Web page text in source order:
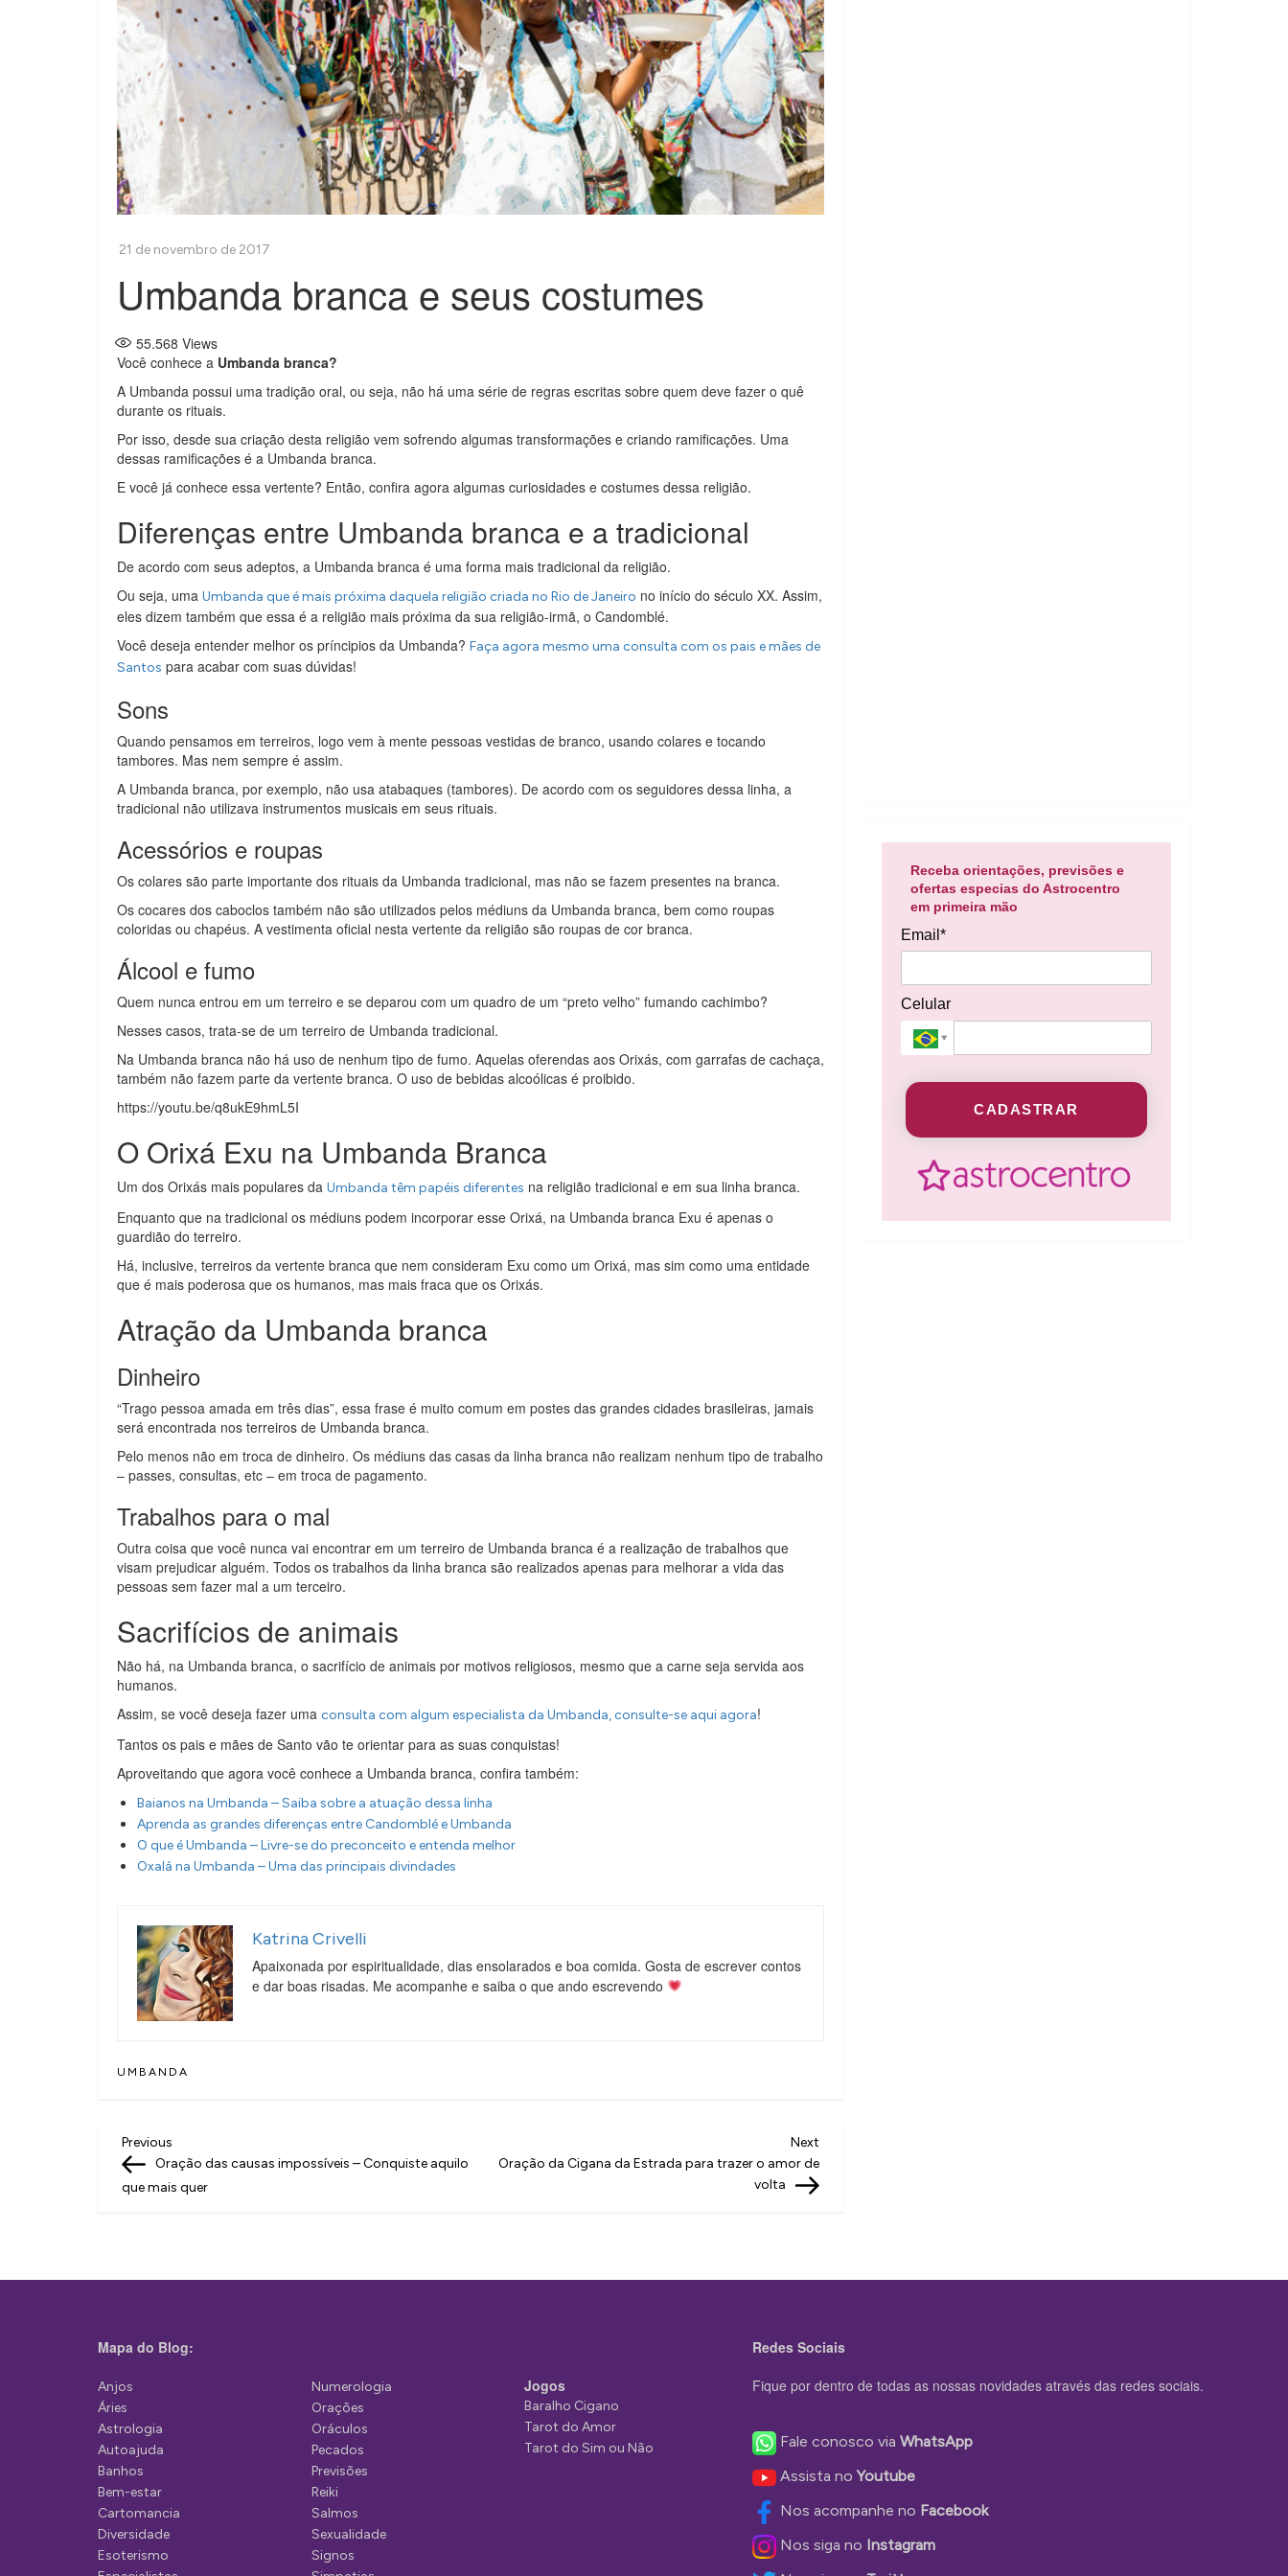
Umbanda branca e seus costumes
55.568 Views
Você conhece a Umbanda branca?
A Umbanda possui uma tradição oral, ou seja, não há uma série de regras escritas sobre quem deve fazer o quê
durante os rituais.
Por isso, desde sua criação desta religião vem sofrendo algumas transformações e criando ramificações. Uma
dessas ramificações é a Umbanda branca.
E você já conhece essa vertente? Então, confira agora algumas curiosidades e costumes dessa religião.
Diferenças entre Umbanda branca e a tradicional
De acordo com seus adeptos, a Umbanda branca é uma forma mais tradicional da religião.
Ou seja, uma Umbanda que é mais próxima daquela religião criada no Rio de Janeiro no início do século XX. Assim,
eles dizem também que essa é a religião mais próxima da sua religião-irmã, o Candomblé.
Você deseja entender melhor os príncipios da Umbanda? Faça agora mesmo uma consulta com os pais e mães de
Santos para acabar com suas dúvidas!
Sons
Quando pensamos em terreiros, logo vem à mente pessoas vestidas de branco, usando colares e tocando
tambores. Mas nem sempre é assim.
A Umbanda branca, por exemplo, não usa atabaques (tambores). De acordo com os seguidores dessa linha, a
tradicional não utilizava instrumentos musicais em seus rituais.
Acessórios e roupas
Os colares são parte importante dos rituais da Umbanda tradicional, mas não se fazem presentes na branca.
Os cocares dos caboclos também não são utilizados pelos médiuns da Umbanda branca, bem como roupas
coloridas ou chapéus. A vestimenta oficial nesta vertente da religião são roupas de cor branca.
Álcool e fumo
Quem nunca entrou em um terreiro e se deparou com um quadro de um “preto velho” fumando cachimbo?
Nesses casos, trata-se de um terreiro de Umbanda tradicional.
Na Umbanda branca não há uso de nenhum tipo de fumo. Aquelas oferendas aos Orixás, com garrafas de cachaça,
também não fazem parte da vertente branca. O uso de bebidas alcoólicas é proibido.
https://youtu.be/q8ukE9hmL5I
O Orixá Exu na Umbanda Branca
Um dos Orixás mais populares da Umbanda têm papéis diferentes na religião tradicional e em sua linha branca.
Enquanto que na tradicional os médiuns podem incorporar esse Orixá, na Umbanda branca Exu é apenas o
guardião do terreiro.
Há, inclusive, terreiros da vertente branca que nem consideram Exu como um Orixá, mas sim como uma entidade
que é mais poderosa que os humanos, mas mais fraca que os Orixás.
Atração da Umbanda branca
Dinheiro
“Trago pessoa amada em três dias”, essa frase é muito comum em postes das grandes cidades brasileiras, jamais
será encontrada nos terreiros de Umbanda branca.
Pelo menos não em troca de dinheiro. Os médiuns das casas da linha branca não realizam nenhum tipo de trabalho
– passes, consultas, etc – em troca de pagamento.
Trabalhos para o mal
Outra coisa que você nunca vai encontrar em um terreiro de Umbanda branca é a realização de trabalhos que
visam prejudicar alguém. Todos os trabalhos da linha branca são realizados apenas para melhorar a vida das
pessoas sem fazer mal a um terceiro.
Sacrifícios de animais
Não há, na Umbanda branca, o sacrifício de animais por motivos religiosos, mesmo que a carne seja servida aos
humanos.
Assim, se você deseja fazer uma consulta com algum especialista da Umbanda, consulte-se aqui agora!
Tantos os pais e mães de Santo vão te orientar para as suas conquistas!
Aproveitando que agora você conhece a Umbanda branca, confira também:
Baianos na Umbanda – Saiba sobre a atuação dessa linha
Aprenda as grandes diferenças entre Candomblé e Umbanda
O que é Umbanda – Livre-se do preconceito e entenda melhor
Oxalá na Umbanda – Uma das principais divindades
Katrina Crivelli
Apaixonada por espiritualidade, dias ensolarados e boa comida. Gosta de escrever contos
e dar boas risadas. Me acompanhe e saiba o que ando escrevendo
UMBANDA
N
a
g
ç
o
d
e
P
o
s
Previous
Post
Previous
Oração das causas impossíveis – Conquiste aquilo
que mais quer
Post
Next
Oração da Cigana da Estrada para trazer o amor de
volta
Receba orientações, previsões e
ofertas especias do Astrocentro
em primeira mão
Email*
Celular
CADASTRAR
Mapa do Blog:
Anjos
Áries
Astrologia
Autoajuda
Banhos
Bem-estar
Cartomancia
Diversidade
Esoterismo
Numerologia
Orações
Oráculos
Pecados
Previsões
Reiki
Salmos
Sexualidade
Signos
Jogos
Baralho Cigano
Tarot do Amor
Tarot do Sim ou Não
Redes Sociais
Fique por dentro de todas as nossas novidades através das redes sociais.
Fale conosco via WhatsApp
Assista noYoutube
Nos acompanhe no Facebook
Nos siga no Instagram